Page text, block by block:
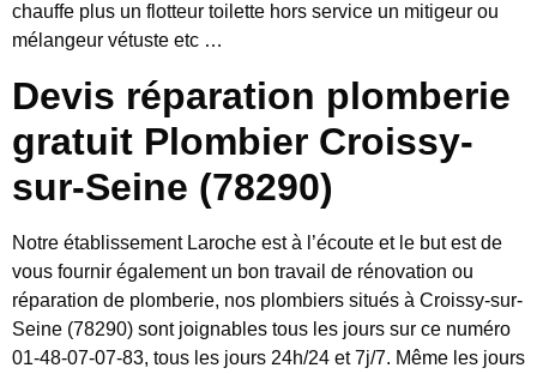
chauffe plus un flotteur toilette hors service un mitigeur ou
mélangeur vétuste etc …
Devis réparation plomberie
gratuit Plombier Croissy-
sur-Seine (78290)
Notre établissement Laroche est à l’écoute et le but est de
vous fournir également un bon travail de rénovation ou
réparation de plomberie, nos plombiers situés à Croissy-sur-
Seine (78290) sont joignables tous les jours sur ce numéro
01-48-07-07-83, tous les jours 24h/24 et 7j/7. Même les jours